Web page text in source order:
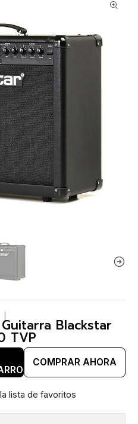
Blackstar
TVP
COMPRAR AHORA
lista de favoritos